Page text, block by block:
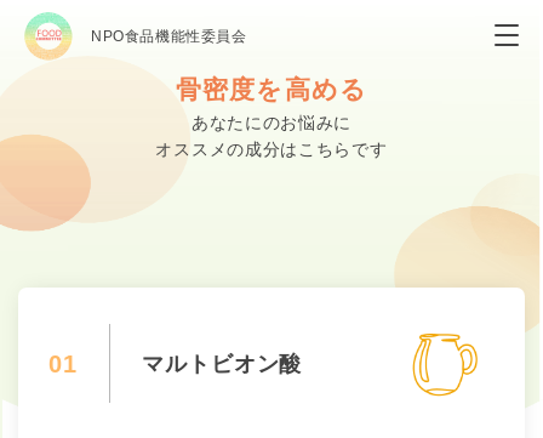
NPO食品機能性委員会
骨密度を高める
あなたにのお悩みに
オススメの成分はこちらです
01 マルトビオン酸